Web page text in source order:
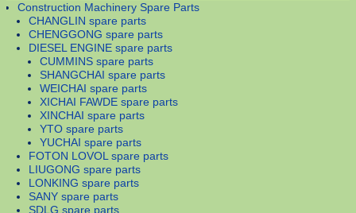
Construction Machinery Spare Parts
CHANGLIN spare parts
CHENGGONG spare parts
DIESEL ENGINE spare parts
CUMMINS spare parts
SHANGCHAI spare parts
WEICHAI spare parts
XICHAI FAWDE spare parts
XINCHAI spare parts
YTO spare parts
YUCHAI spare parts
FOTON LOVOL spare parts
LIUGONG spare parts
LONKING spare parts
SANY spare parts
SDLG spare parts